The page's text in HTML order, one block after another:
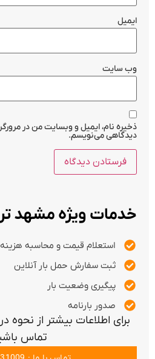
ایمیل
وب‌ سایت
ذخیره نام، ایمیل و وبسایت من در
دیدگاهی می‌نویسم.
خدمات ویژه مشهد
استعلام قیمت و محاسبه
ثبت سفارش حمل بار آنلاین
پیگیری وضعیت بار
صدور بارنامه
برای اطلاعات بیشتر از نحوه
تماس